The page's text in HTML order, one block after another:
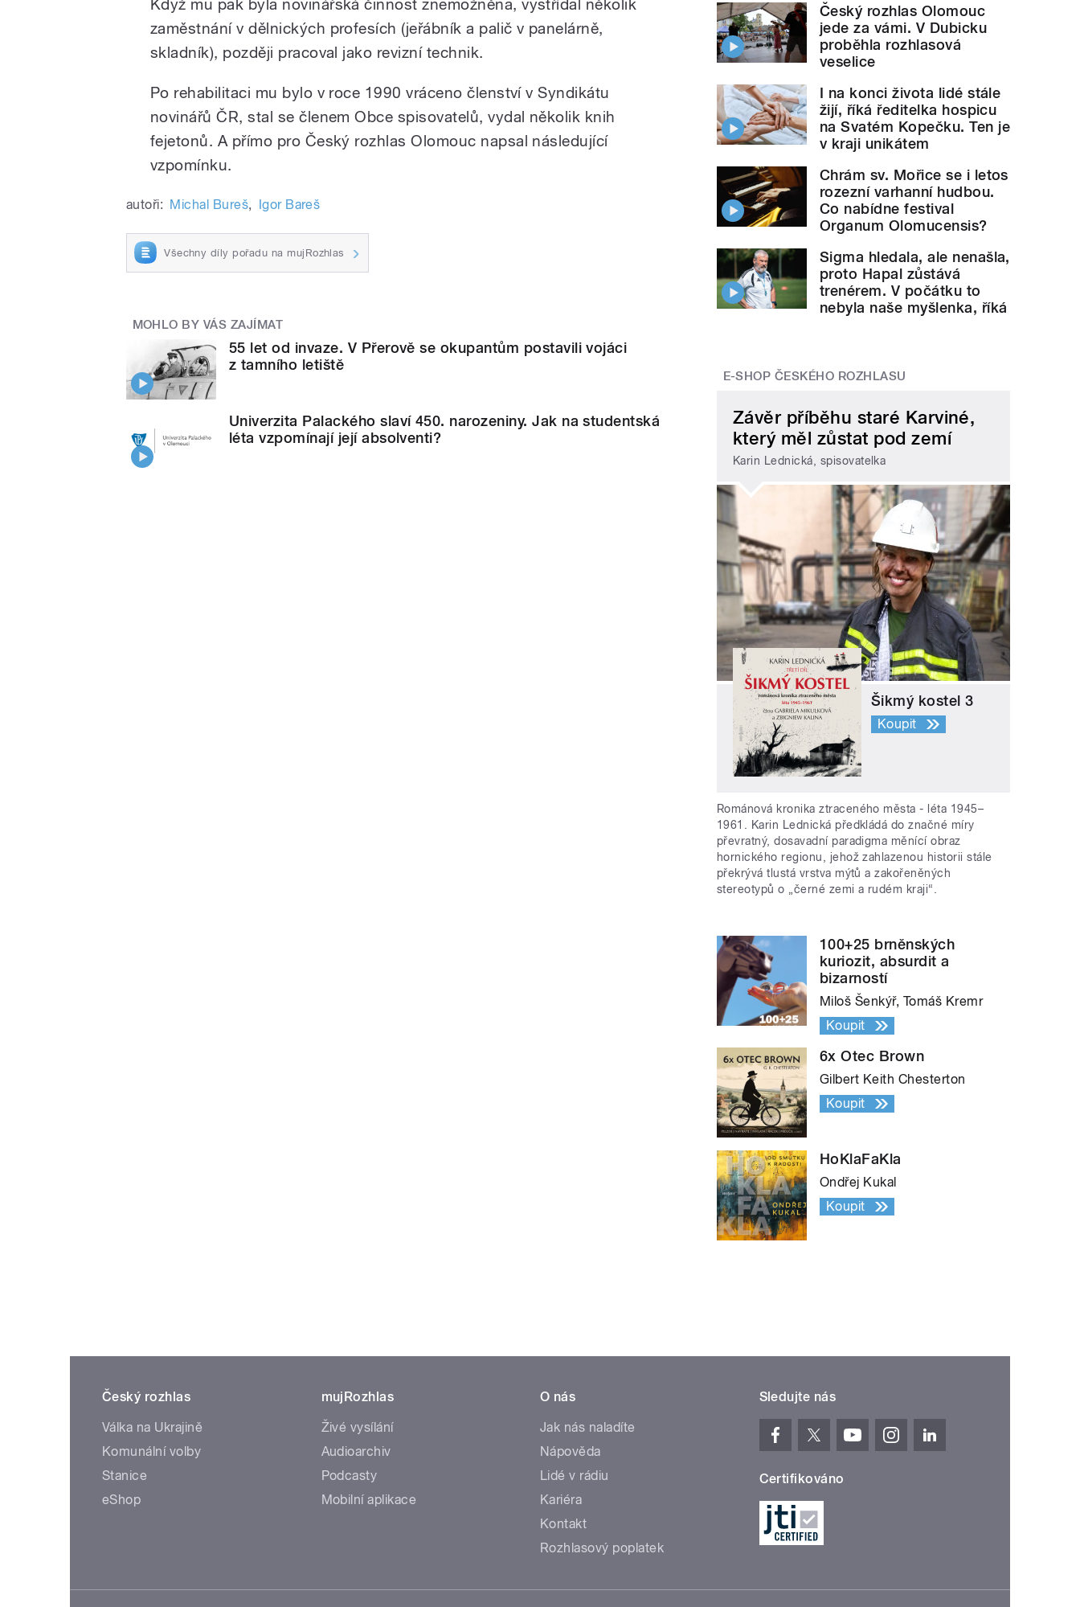
Když mu pak byla novinářská činnost znemožněna, vystřídal několik
zaměstnání v dělnických profesích (jeřábník a palič v panelárně,
skladník), později pracoval jako revizní technik.
Po rehabilitaci mu bylo v roce 1990 vráceno členství v Syndikátu
novinářů ČR, stal se členem Obce spisovatelů, vydal několik knih
fejetonů. A přímo pro Český rozhlas Olomouc napsal následující
vzpomínku.
autoři: Michal Bureš, Igor Bareš
Všechny díly pořadu na mujRozhlas
MOHLO BY VÁS ZAJÍMAT
55 let od invaze. V Přerově se okupantům postavili vojáci
z tamního letiště
Univerzita Palackého slaví 450. narozeniny. Jak na studentská
léta vzpomínají její absolventi?
Český rozhlas Olomouc
jede za vámi. V Dubicku
proběhla rozhlasová
veselice
I na konci života lidé stále
žijí, říká ředitelka hospicu
na Svatém Kopečku. Ten je
v kraji unikátem
Chrám sv. Mořice se i letos
rozezní varhanní hudbou.
Co nabídne festival
Organum Olomucensis?
Sigma hledala, ale nenašla,
proto Hapal zůstává
trenérem. V počátku to
nebyla naše myšlenka, říká
E-SHOP ČESKÉHO ROZHLASU
Závěr příběhu staré Karviné,
který měl zůstat pod zemí
Karin Lednická, spisovatelka
Šikmý kostel 3
Koupit
Románová kronika ztraceného města - léta 1945–
1961. Karin Lednická předkládá do značné míry
převratný, dosavadní paradigma měnící obraz
hornického regionu, jehož zahlazenou historii stále
překrývá tlustá vrstva mýtů a zakořeněných
stereotypů o „černé zemi a rudém kraji“.
100+25 brněnských
kuriozit, absurdit a
bizarností
Miloš Šenkýř, Tomáš Kremr
Koupit
6x Otec Brown
Gilbert Keith Chesterton
Koupit
HoKlaFaKla
Ondřej Kukal
Koupit
Český rozhlas
Válka na Ukrajině
Komunální volby
Stanice
eShop
mujRozhlas
Živé vysílání
Audioarchiv
Podcasty
Mobilní aplikace
O nás
Jak nás naladíte
Nápověda
Lidé v rádiu
Kariéra
Kontakt
Rozhlasový poplatek
Sledujte nás
Certifikováno